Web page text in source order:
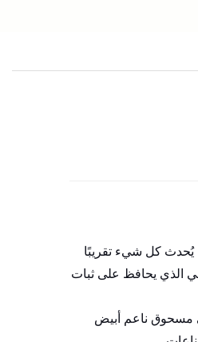
يُحدث كل شيء تقريبًا
الذي يحافظ على ثبات
مسحوق ناعم أبيض